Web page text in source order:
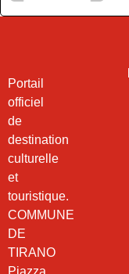
Portail
officiel
de
destination
culturelle
et
touristique.
COMMUNE
DE
TIRANO
Piazza